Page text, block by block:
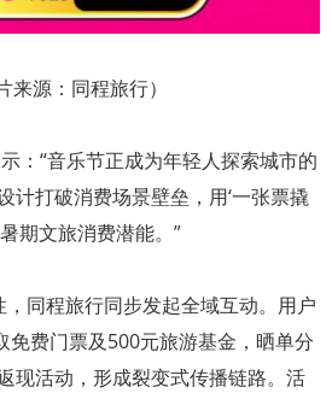
来源：同程旅行）
：“音乐节正成为年轻人探索城市的
计打破消费场景壁垒，用‘一张票撬
期文旅消费潜能。”
同程旅行同步发起全域互动。用户
免费门票及500元旅游基金，晒单分
现活动，形成裂变式传播链路。活